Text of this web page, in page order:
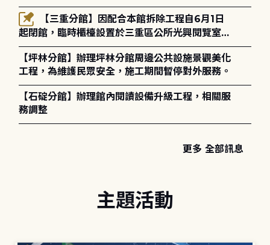
網路升級更新將暫停服務。
起閉館，臨時櫃檯設置於三重區公所光興閱覽室，
造成不便，敬請見諒。
【坪林分館】辦理坪林分館周邊公共設施景觀美化
工程，為維護民眾安全，施工期間暫停對外服務。
【石碇分館】辦理館內閱讀設備升級工程，相關服
務調整
更多 全部訊息
主題活動